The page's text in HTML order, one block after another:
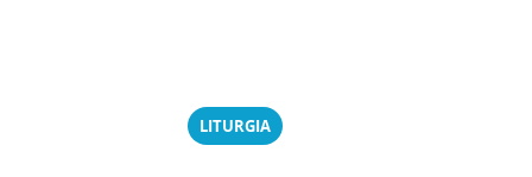
LITURGIA